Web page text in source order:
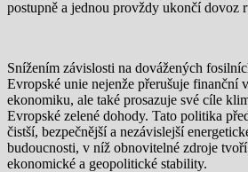
postupně a jednou provždy ukončí dovoz
Snížením závislosti na dovážených
Evropské unie nejenže přerušuje finanční
ekonomiku, ale také prosazuje své cíle
Evropské zelené dohody. Tato politika
čistší, bezpečnější a nezávislejší
budoucnosti, v níž obnovitelné zdroje
ekonomické a geopolitické stability.